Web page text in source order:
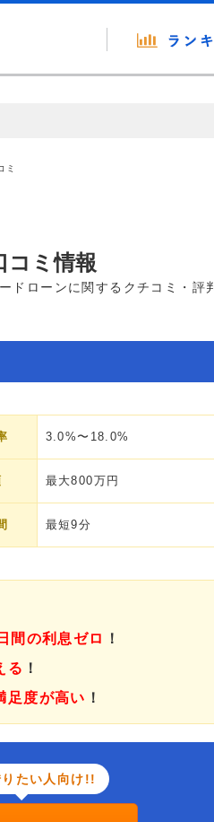
っています。
ミ
コミ情報
ドローンに関するクチコミ・評
3.0%〜18.0%
最大800万円
最短9分
間の利息ゼロ
！
る ！
足度が高い ！
りたい人向け!!